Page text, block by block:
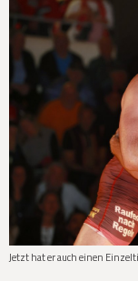
Jetzt hat er auch einen